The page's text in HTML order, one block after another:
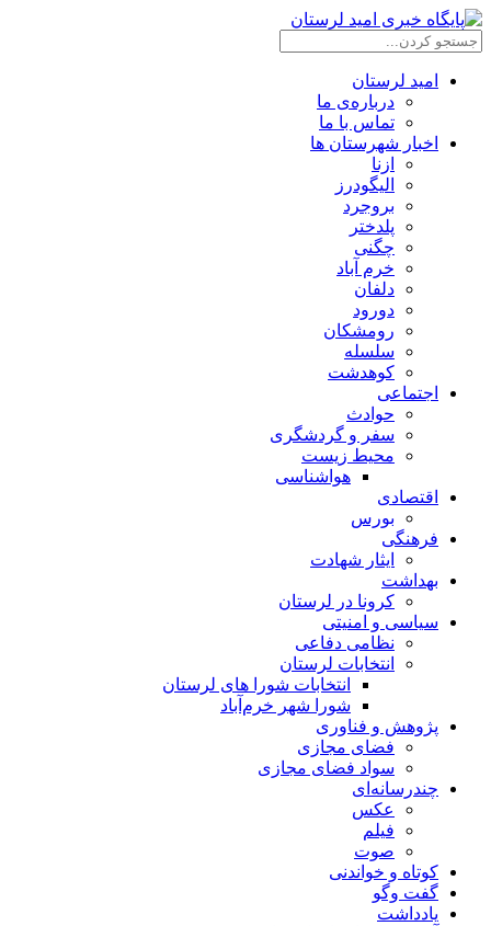
امید لرستان
درباره‌ی ما
تماس با ما
اخبار شهرستان ها
ازنا
الیگودرز
بروجرد
پلدختر
چگنی
خرم آباد
دلفان
دورود
رومشکان
سلسله
کوهدشت
اجتماعی
حوادث
سفر و گردشگری
محیط زیست
هواشناسی
اقتصادی
بورس
فرهنگی
ایثار شهادت
بهداشت
کرونا در لرستان
سیاسی و امنیتی
نظامی دفاعی
انتخابات لرستان
انتخابات شورا های لرستان
شورا شهر خرم‌آباد
پژوهش و فناوری
فضای مجازی
سواد فضای مجازی
چندرسانه‌ای
عكس
فیلم
صوت
کوتاه و خواندنی
گفت وگو
یادداشت